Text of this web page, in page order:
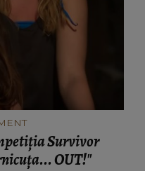
Survivor
OUT!"